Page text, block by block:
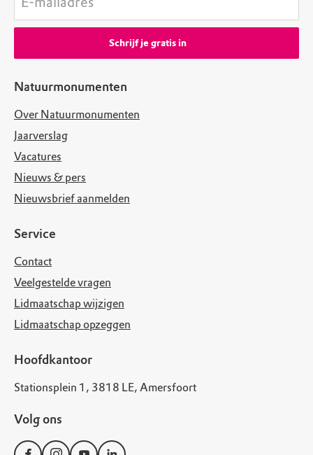
Natuurmonumenten
Over Natuurmonumenten
Jaarverslag
Vacatures
Nieuws & pers
Nieuwsbrief aanmelden
Service
Contact
Veelgestelde vragen
Lidmaatschap wijzigen
Lidmaatschap opzeggen
Hoofdkantoor
Stationsplein 1, 3818 LE, Amersfoort
Volg ons
Schrijf je gratis in